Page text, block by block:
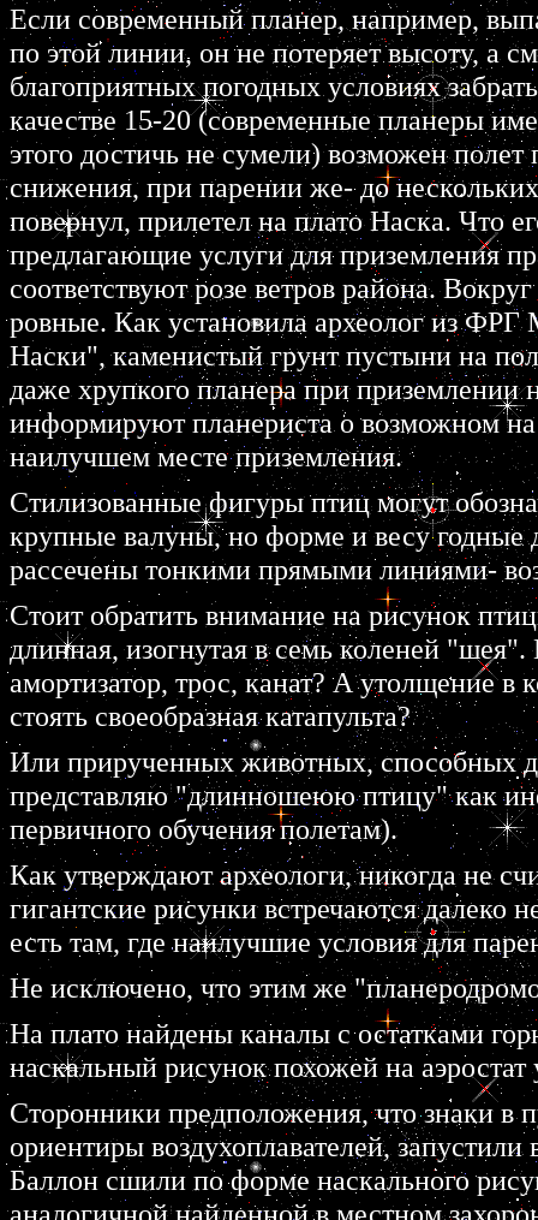
Если современный планер, например,
по этой линии, он не потеряет высоту, а
благоприятных погодных условиях
качестве 15-20 (современные планеры
этого достичь не сумели) возможен полет
снижения, при парении же- до
повернул, прилетел на плато Наска. Что
предлагающие услуги для приземления
соответствуют розе ветров района.
ровные. Как установила археолог из
Наски", каменистый грунт пустыни на
даже хрупкого планера при приземлении
информируют планериста о возможном
наилучшем месте приземления.
Стилизованные фигуры птиц могут
крупные валуны, но форме и весу
рассечены тонкими прямыми линиями-
Стоит обратить внимание на рисунок
длинная, изогнутая в семь коленей
амортизатор, трос, канат? А утолщение в
стоять своеобразная катапульта?
Или прирученных животных, способных
представляю "длинношеюю птицу" как
первичного обучения полетам).
Как утверждают археологи, никогда не
гигантские рисунки встречаются далеко
есть там, где наилучшие условия для
Не исключено, что этим же
На плато найдены каналы с остатками
наскальный рисунок похожей на
Сторонники предположения, что знаки в
ориентиры воздухоплавателей,
Баллон сшили по форме наскального
аналогичной найденной в местном